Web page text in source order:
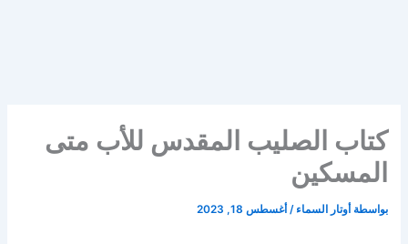
كتاب الصليب المقدس للأب متى
المسكين
بواسطة أوتار السماء/ أغسطس 18, 2023